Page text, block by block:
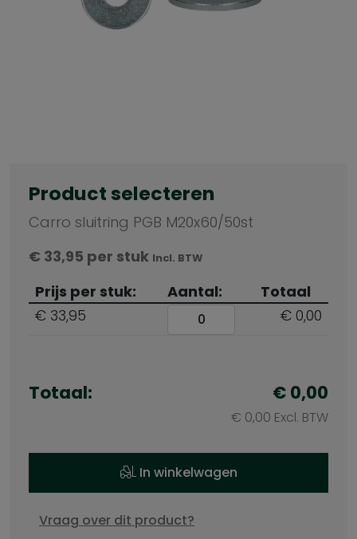
Product selecteren
Carro sluitring PGB M20x60/50st
€ 33,95 per stuk Incl. BTW
Prijs per stuk: Aantal:
Totaal
€ 33,95
€ 0,00
Totaal: €0,00
€ 0,00 Excl. BTW
In winkelwagen
Vraag over dit product?